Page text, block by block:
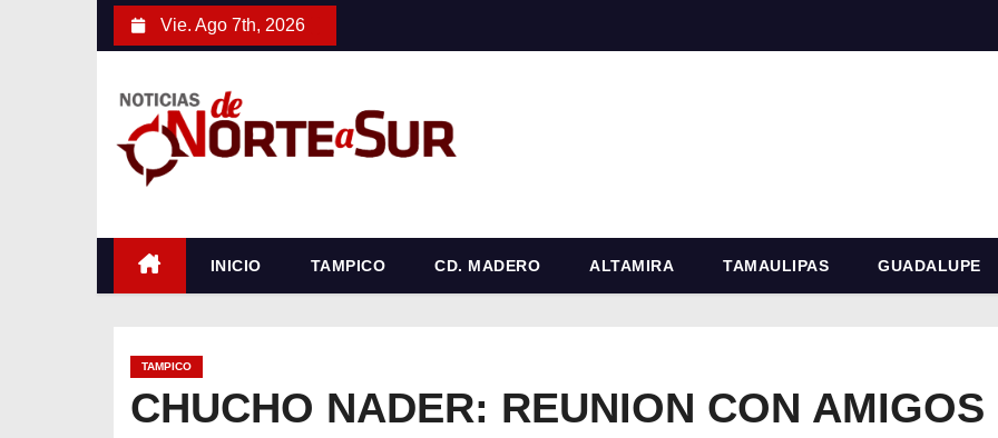
o
Vie. Ago 7th, 2026
INICIO TAMPICO CD. MADERO ALTAMIRA TAMAULIPAS GUADALUPE
TAMPICO
CHUCHO NADER: REUNION CON